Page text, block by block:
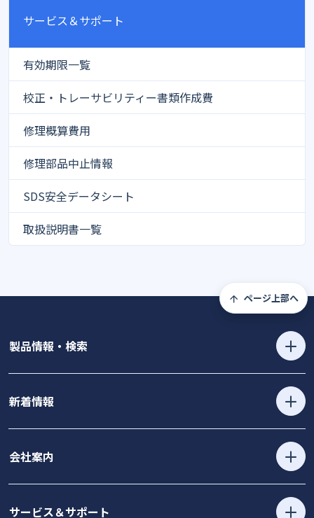
サービス＆サポート
有効期限一覧
校正・トレーサビリティー書類作成費
修理概算費用
修理部品中止情報
SDS安全データシート
取扱説明書一覧
ページ上部へ
製品情報・検索
新着情報
会社案内
サービス＆サポート